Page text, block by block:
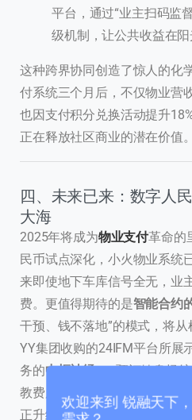
平台，通过“业主扫码监
级机制，让公共收益在
这种跨界协同创造了惊人的化
付系统三个月后，不仅物业营
也因支付积分兑换活动提升
正在释放社区商业的潜在价值。
四、未来已来：数字人
大海
2025年将成为物业支付革命的
民币试点深化，小火物业系统
来即使地下车库信号全无，业
费。更值得期待的是智能合约
干预、钱不落地”的模式，将
YY集团收购的24IFM平台所展
务的中枢神经——预订健身场馆
教费用，全部集成在统一的支
正升级为“社区生活的操作系统”
联系我们
我们的团队会尽快回复。
China
+86
+86
欢迎来到 锐融天下